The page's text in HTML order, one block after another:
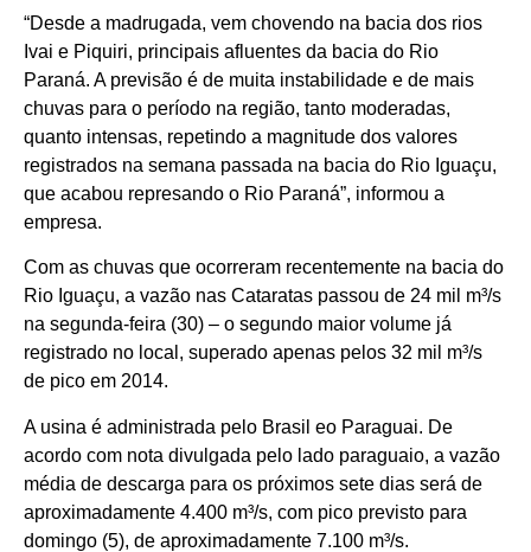
“Desde a madrugada, vem chovendo na bacia dos rios
Ivai e Piquiri, principais afluentes da bacia do Rio
Paraná. A previsão é de muita instabilidade e de mais
chuvas para o período na região, tanto moderadas,
quanto intensas, repetindo a magnitude dos valores
registrados na semana passada na bacia do Rio Iguaçu,
que acabou represando o Rio Paraná”, informou a
empresa.
Com as chuvas que ocorreram recentemente na bacia do
Rio Iguaçu, a vazão nas Cataratas passou de 24 mil m³/s
na segunda-feira (30) – o segundo maior volume já
registrado no local, superado apenas pelos 32 mil m³/s
de pico em 2014.
A usina é administrada pelo Brasil eo Paraguai. De
acordo com nota divulgada pelo lado paraguaio, a vazão
média de descarga para os próximos sete dias será de
aproximadamente 4.400 m³/s, com pico previsto para
domingo (5), de aproximadamente 7.100 m³/s.